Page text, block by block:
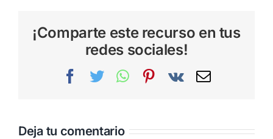
¡Comparte este recurso en tus
redes sociales!
Facebook
TwitterWhatsAppPinterest
Vk
Correo
Deja tu comentario